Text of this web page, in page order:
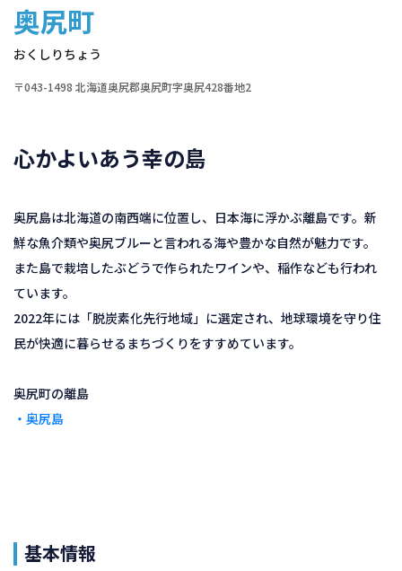
奥尻町
おくしりちょう
〒043-1498 北海道奥尻郡奥尻町字奥尻428番地2
心かよいあう幸の島
奥尻島は北海道の南西端に位置し、日本海に浮かぶ離島です。新
鮮な魚介類や奥尻ブルーと言われる海や豊かな自然が魅力です。
また島で栽培したぶどうで作られたワインや、稲作なども行われ
ています。
2022年には「脱炭素化先行地域」に選定され、地球環境を守り住
民が快適に暮らせるまちづくりをすすめています。
・奥尻島
基本情報